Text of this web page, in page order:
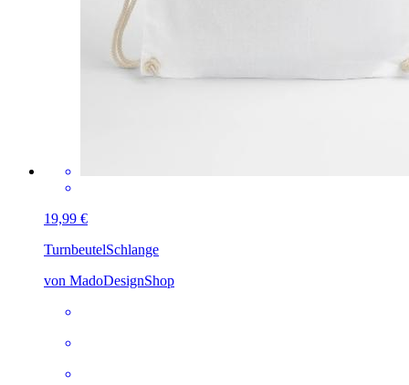
19,99 €
TurnbeutelSchlange
von MadoDesignShop